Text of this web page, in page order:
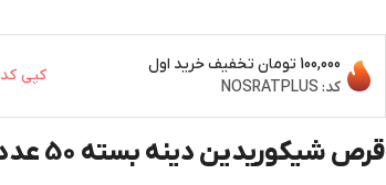
100,000 تومان
تخفیف خرید اول
کد: NOSRATPLUS
کپی کد
قرص شیکوریدین دینه بسته 50 عددی